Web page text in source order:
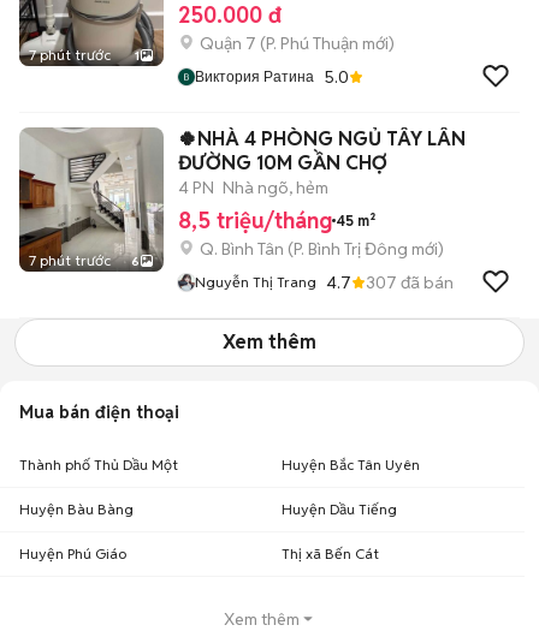
7 phút trước 1
250.000 đ
Quận 7 (P. Phú Thuận mới)
Виктория Ратина 5.0
7 phút trước 6
🍀NHÀ 4 PHÒNG NGỦ TÂY LÂN
ĐƯỜNG 10M GẦN CHỢ
4 PN Nhà ngõ, hẻm
8,5 triệu/tháng 45 m²
Q. Bình Tân (P. Bình Trị Đông mới)
Nguyễn Thị Trang 4.7 307 đã bán
Xem thêm
Mua bán điện thoại
Thành phố Thủ Dầu Một Huyện Bắc Tân Uyên
Huyện Bàu Bàng Huyện Dầu Tiếng
Huyện Phú Giáo Thị xã Bến Cát
Xem thêm